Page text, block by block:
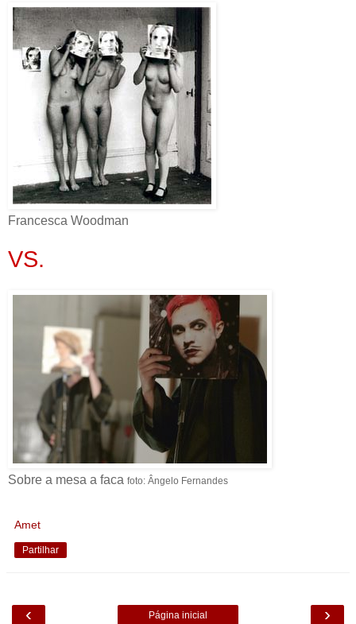
Francesca Woodman
VS.
Sobre a mesa a faca foto: Ângelo Fernandes
Amet
Partilhar
‹ ›
Página inicial